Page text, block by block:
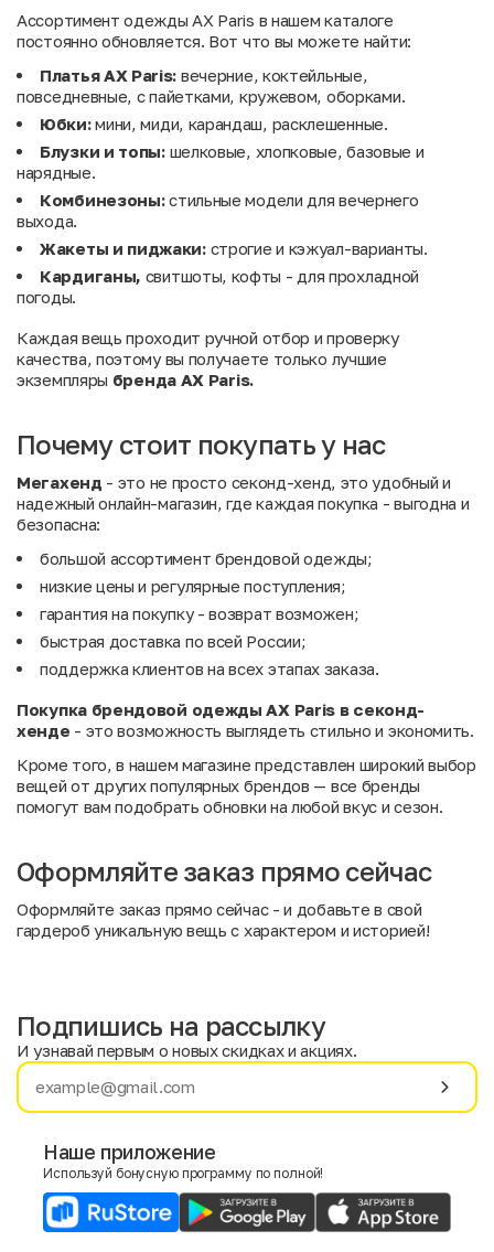
Ассортимент одежды AX Paris в нашем каталоге
постоянно обновляется. Вот что вы можете найти:
Платья AX Paris: вечерние, коктейльные,
повседневные, с пайетками, кружевом, оборками.
Юбки:мини, миди, карандаш, расклешенные.
Блузки и топы:шелковые, хлопковые, базовые и
нарядные.
Комбинезоны:стильные модели для вечернего
выхода.
Жакеты и пиджаки:строгие и кэжуал-варианты.
Кардиганы, свитшоты, кофты - для прохладной
погоды.
Каждая вещь проходит ручной отбор и проверку
качества, поэтому вы получаете только лучшие
экземпляры бренда AX Paris.
Почему стоит покупать у нас
Мегахенд - это не просто секонд-хенд, это удобный и
надежный онлайн-магазин, где каждая покупка - выгодна и
безопасна:
большой ассортимент брендовой одежды;
низкие цены и регулярные поступления;
гарантия на покупку - возврат возможен;
быстрая доставка по всей России;
поддержка клиентов на всех этапах заказа.
Покупка брендовой одежды AX Paris в секонд-
хенде - это возможность выглядеть стильно и экономить.
Кроме того, в нашем магазине представлен широкий выбор
вещей от других популярных брендов — все бренды
помогут вам подобрать обновки на любой вкус и сезон.
Оформляйте заказ прямо сейчас
Оформляйте заказ прямо сейчас - и добавьте в свой
гардероб уникальную вещь с характером и историей!
Имя
E-mail
Подпишись на рассылку
И узнавай первым о новых скидках и акциях.
Наше приложение
Используй бонусную программу по полной!